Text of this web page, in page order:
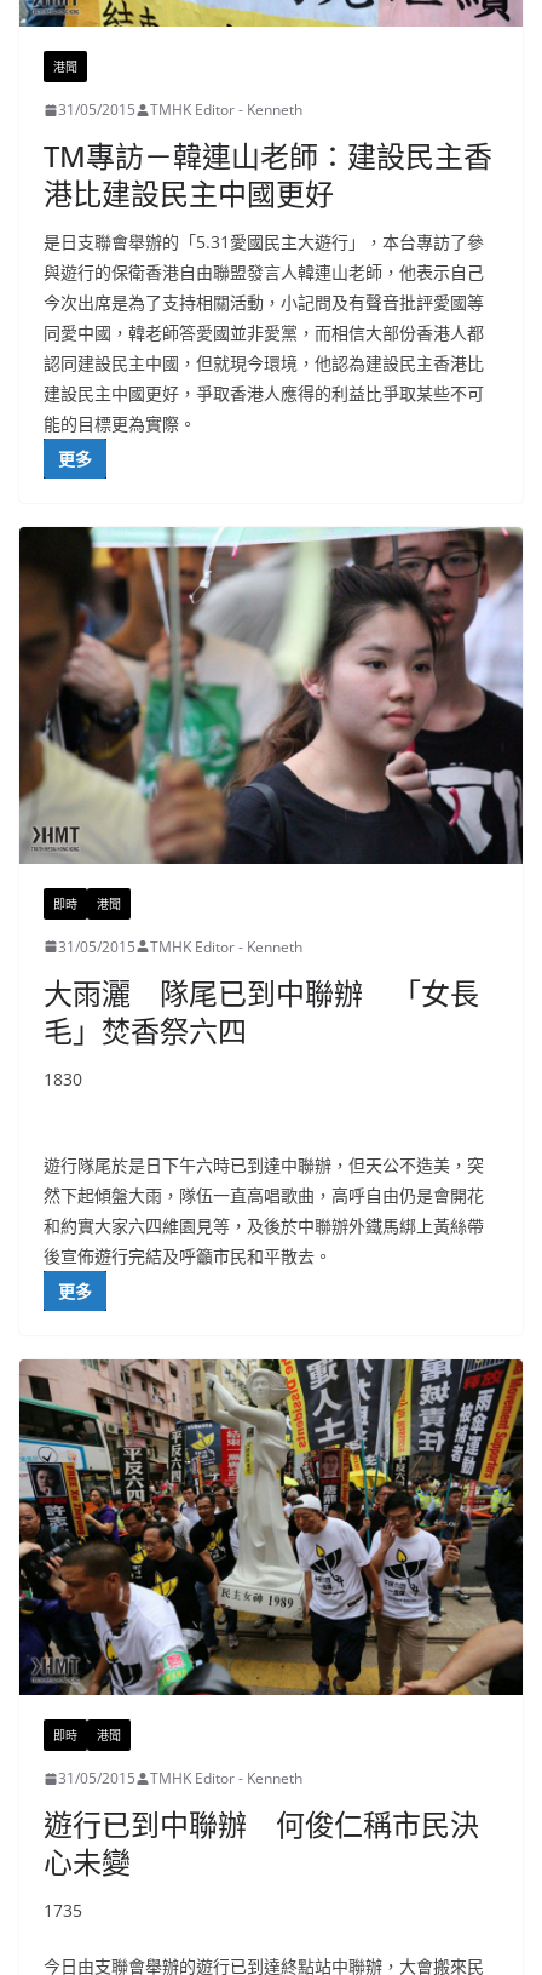
港聞
31/05/2015 TMHK Editor - Kenneth
TM專訪－韓連山老師：建設民主香
港比建設民主中國更好
是日支聯會舉辦的「5.31愛國民主大遊行」，本台專訪了參
與遊行的保衛香港自由聯盟發言人韓連山老師，他表示自己
今次出席是為了支持相關活動，小記問及有聲音批評愛國等
同愛中國，韓老師答愛國並非愛黨，而相信大部份香港人都
認同建設民主中國，但就現今環境，他認為建設民主香港比
建設民主中國更好，爭取香港人應得的利益比爭取某些不可
能的目標更為實際。
更多
即時 港聞
31/05/2015 TMHK Editor - Kenneth
大雨灑 隊尾已到中聯辦 「女長
毛」焚香祭六四
1830
遊行隊尾於是日下午六時已到達中聯辦，但天公不造美，突
然下起傾盤大雨，隊伍一直高唱歌曲，高呼自由仍是會開花
和約實大家六四維園見等，及後於中聯辦外鐵馬綁上黃絲帶
後宣佈遊行完結及呼籲市民和平散去。
更多
即時 港聞
31/05/2015 TMHK Editor - Kenneth
遊行已到中聯辦 何俊仁稱市民決
心未變
1735
今日由支聯會舉辦的遊行已到達終點站中聯辦，大會搬來民